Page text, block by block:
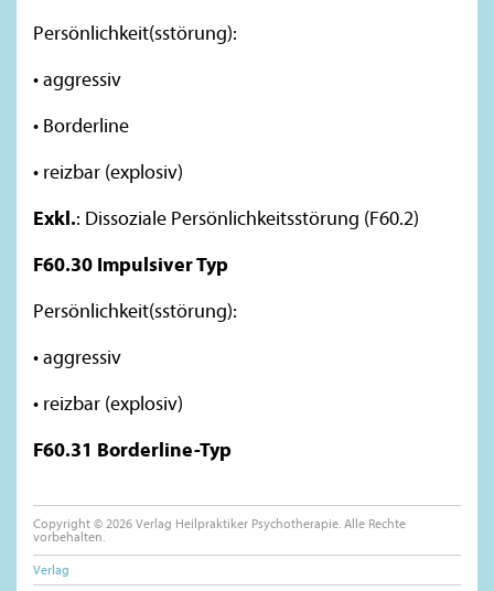
Persönlichkeit(sstörung):
• aggressiv
• Borderline
• reizbar (explosiv)
Exkl.: Dissoziale Persönlichkeitsstörung (F60.2)
F60.30 Impulsiver Typ
Persönlichkeit(sstörung):
• aggressiv
• reizbar (explosiv)
F60.31 Borderline-Typ
Copyright © 2026 Verlag Heilpraktiker Psychotherapie. Alle Rechte
vorbehalten.
Verlag